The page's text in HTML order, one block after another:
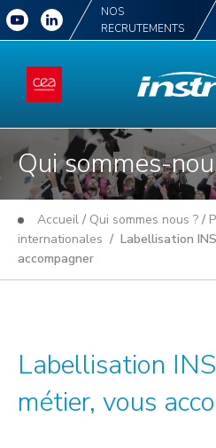
NOS
RECRUTEMENTS
Qui sommes-
Accueil / Qui sommes nous ? /
internationales / Labellisation
accompagner
Labellisation
métier, vous